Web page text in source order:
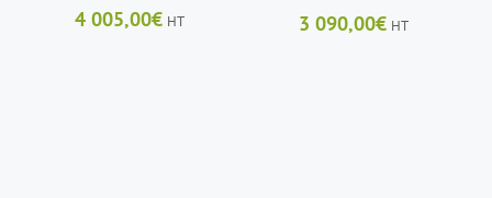
4 005,00€ HT 3 090,00€ HT